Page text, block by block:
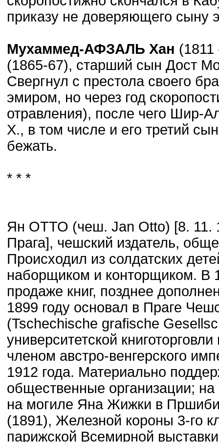
приказу не доверяющего
Мухаммед-АФЗАЛЬ Хан (1811
(1865-67), старший сын Дост
Свергнул с престола своего
эмиром, но через год
отравления), после чего Шир-
Х., в том числе и его третий
бежать.
* * *
Ян ОТТО (чеш. Jan Otto) [8. 11.
Прага], чешский издатель,
Происходил из солдатских
наборщиком и конторщиком. В
продаже книг, позднее
1899 году основал в Праге
(Tschechische grafische
университетской
членом австро-венгерского
1912 года. Материально
общественные организации;
на могиле Яна Жижки в
(1891), Железной короны 3-го
парижской Всемирной